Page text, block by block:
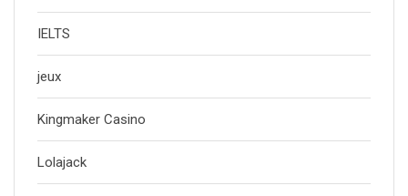
IELTS
jeux
Kingmaker Casino
Lolajack